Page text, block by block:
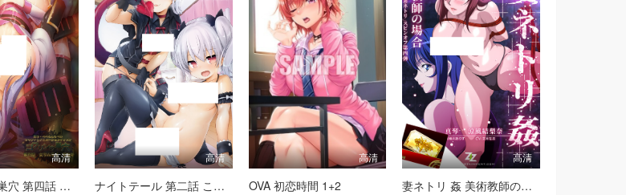
高清
ゴブリンの巣穴 第四話 女サムライ サユキ
高清
ナイトテール 第二話 この人、夢に出てきた人だ！
高清
OVA 初恋時間 1+2
高清
妻ネトリ 姦 美術教師の場合